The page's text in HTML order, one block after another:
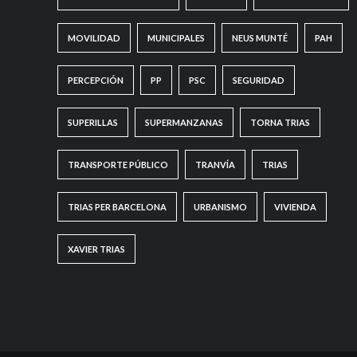
MOVILIDAD MUNICIPALES NEUS MUNTÉ PAH
PERCEPCIÓN PP PSC SEGURIDAD
SUPERILLAS SUPERMANZANAS TORNA TRIAS
TRANSPORTE PÚBLICO TRANVÍA TRIAS
TRIAS PER BARCELONA URBANISMO VIVIENDA
XAVIER TRIAS